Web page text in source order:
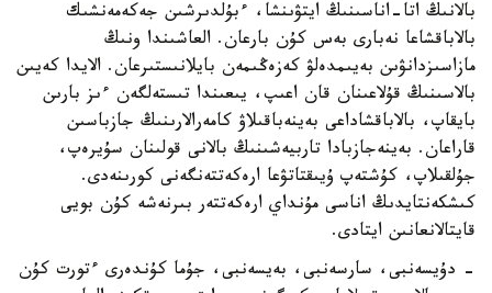
بالانىڭ اتا-اناسىنىڭ ايتۋىنشا، ءبۇلدىرشىن جەكەمەنشىك
بالاباقشاعا نەبارى بەس كۇن بارعان. العاشىندا ونىڭ
مازاسىزدانۋىن بەيىمدەلۋ كەزەڭىمەن بايلانىستىرعان. الايدا كەيىن
بالاسىنىڭ قۇلاعىنان قان اعىپ، يىعىندا تىستەلگەن ءىز بارىن
بايقاپ، بالاباقشاداعى بەينەباقىلاۋ كامەرالارىنىڭ جازباسىن
قاراعان. بەينەجازبادا تاربيەشىنىڭ بالانى قولىنان سۇيرەپ،
جۇلقىلاپ، كۇشتەپ ۇيىقتاتۋعا ارەكەتتەنگەنى كورىنەدى.
كىشكەنتايدىڭ اناسى مۇنداي ارەكەتتەر بىرنەشە كۇن بويى
قايتالانعانىن ايتادى.
- دۇيسەنبى، سارسەنبى، بەيسەنبى، جۇما كۇندەرى ءتورت كۇن